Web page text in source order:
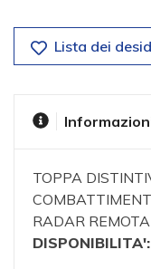
Lista dei
TOPPA
RADAR
DISPONIBILITA':